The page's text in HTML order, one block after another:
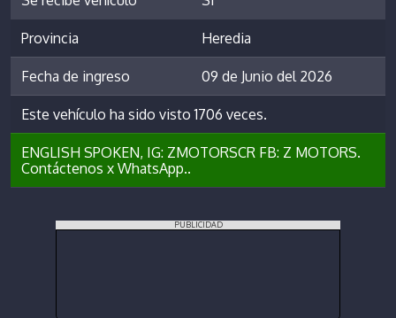
Provincia Heredia
Fecha de ingreso 09 de Junio del 2026
Este vehículo ha sido visto 1706 veces.
ENGLISH SPOKEN, IG: ZMOTORSCR FB: Z MOTORS.
Contáctenos x WhatsApp..
PUBLICIDAD